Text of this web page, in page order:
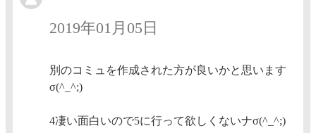
2019年01月05日
別のコミュを作成された方が良いかと思います
σ(^_^;)
4凄い面白いので5に行って欲しくないナσ(^_^;)